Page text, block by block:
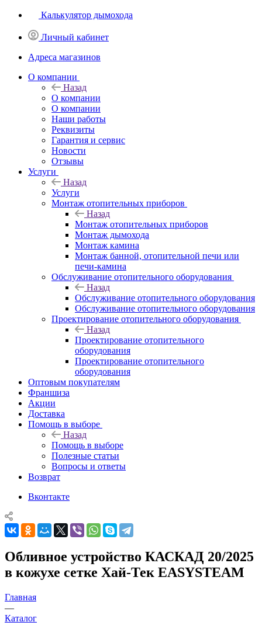
Калькулятор дымохода
Личный кабинет
Адреса магазинов
O компании
Назад
O компании
О компании
Наши работы
Реквизиты
Гарантия и сервис
Новости
Отзывы
Услуги
Назад
Услуги
Монтаж отопительных приборов
Назад
Монтаж отопительных приборов
Монтаж дымохода
Монтаж камина
Монтаж банной, отопительной печи или
печи-камина
Обслуживание отопительного оборудования
Назад
Обслуживание отопительного оборудования
Обслуживание отопительного оборудования
Проектирование отопительного оборудования
Назад
Проектирование отопительного
оборудования
Проектирование отопительного
оборудования
Оптовым покупателям
Франшиза
Акции
Доставка
Помощь в выборе
Назад
Помощь в выборе
Полезные статьи
Вопросы и ответы
Возврат
Вконтакте
Обливное устройство КАСКАД 20/2025
в кожухе сетке Хай-Тек EASYSTEAM
Главная
—
Каталог